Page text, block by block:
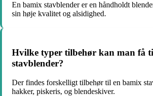
En bamix stavblender er en håndholdt
sin høje kvalitet og alsidighed.
Hvilke typer tilbehør kan man få
stavblender?
Der findes forskelligt tilbehør til en bamix
hakker, piskeris, og blendeskiver.